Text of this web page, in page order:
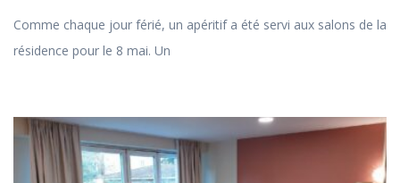
Comme chaque jour férié, un apéritif a été servi aux salons de la
résidence pour le 8 mai. Un